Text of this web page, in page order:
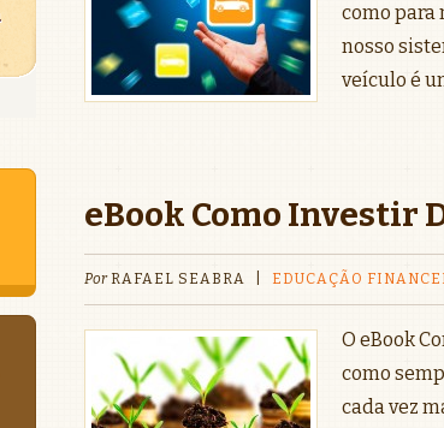
como para
nosso
veículo é
eBook Como Investir
Por RAFAEL SEABRA EDUCAÇÃO
O eBook
como
cada vez